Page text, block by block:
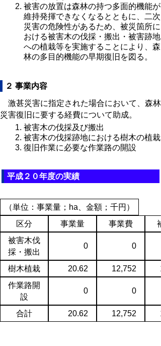
被害の放置は森林の持つ多面的機能が
維持発揮できなくなるとともに、二次
災害の危険性があるため、被災箇所に
おける被害木の伐採・搬出・被害跡地
への植栽等を実施することにより、森
林の多目的機能の早期復旧を図る。
２ 事業内容
激甚災害に指定された場合において、森林
災害復旧に要する経費について助成。
被害木の伐採及び搬出
被害木の伐採跡地における樹木の植栽
復旧作業に必要な作業路の開設
平成２０年度の実績
（単位：事業量；ha、金額；千円）
区分
事業量 事業費
被害木伐
採・搬出
0 0
樹木植栽 20.62 12,752
作業路開
設
0 0
合計 20.62 12,752